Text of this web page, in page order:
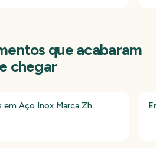
que acabaram
chegar
em Aço Inox Marca Zh